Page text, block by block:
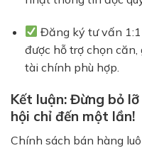
Đăng ký tư vấn
được hỗ trợ chọn
tài chính phù hợp.
Kết luận: Đừng bỏ
hội chỉ đến một lần!
Chính sách bán hàng